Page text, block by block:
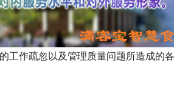
作疏忽以及管理质量问题所造成的